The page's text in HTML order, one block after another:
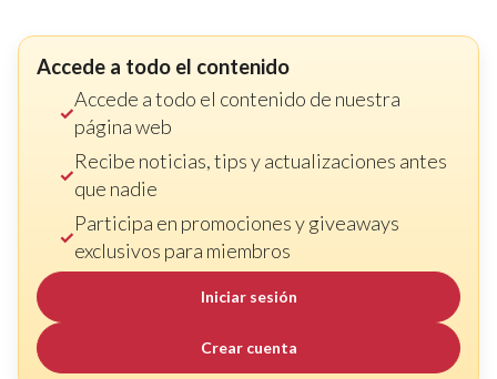
Accede a todo el contenido
Accede a todo el contenido de nuestra
página web
Recibe noticias, tips y actualizaciones antes
que nadie
Participa en promociones y giveaways
exclusivos para miembros
Iniciar sesión
Crear cuenta